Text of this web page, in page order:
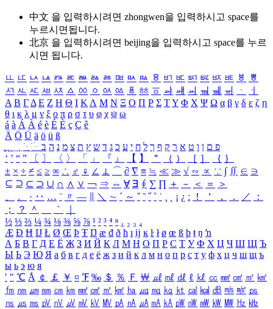
中文 을 입력하시려면 zhongwen을 입력하시고 space를
누르시면됩니다.
北京 을 입력하시려면 beijing을 입력하시고 space를 누르
시면 됩니다.
ㅥ ㅦ ㅧ ㅨ ㅩ ㅪ ㅫ ㅬ ㅭ ㅮ ㅯ ㅰ ㅱ ㅲ ㅳ ㅴ ㅵ ㅶ ㅷ ㅸ
ㅹ
ㅺ ㅻ ㅼ ㅽ ㅾ ㅿ ㆀ ㆁ ㆂ ㆃ ㆄ ㆅ ㆆ ㆇ ㆈ ㆉ ㆊ ㆋ ㆌ ㆍ
ㆎ
Α Β ΓΔ Ε Ζ Η Θ Ι ΚΛ Μ Ν Ξ Ο Π Ρ Σ ΤΥ Φ Χ Ψ Ω α β γ δ ε ζ η
θ ι κ λ μ ν ξ ο π ρ σ τ υ φ χ ψ ω
á à Á À é è É È ç Ç ê
Ä Ö Ü ä ö ü ß
ִֶֹ ֻּ ׁׂ פ ם ן ו ט א ר ק ף ך ל ח י ע כ ג ד ש ץ ת צ מ נ ה ב
‘ ’ “ ” 〔 〕 〈 〉 「 」 『 』 【 】 ＂ （ ） ［ ］ ｛ ｝
± × ÷ ≠ ≤ ≥ ∞ ∴ ♂ ♀ ∠ ⊥ ⌒ ∂ ∇ ≡ ≒ ≪ ≫ √ ∽ ∝ ∵ ∫ ∬ ∈ ∋
⊆ ⊇ ⊂ ⊃ ∪ ∩ ∧ ∨ ￢ ⇒ ⇔ ∀ ∃ ∮ ∑ ∏ ＋ － ＜ ＝
＞
、
。 · ‥ … ¨ 〃 ― ＼ ∼ ´ ～ ˇ ˘ ˝ ˚ ˙ ¸ ¡ ¿ ː ！ ＇ ， ． ／
：
；
？ ＾ ｀
½ ⅓ ⅔ ¼ ¾ ⅛ ⅜ ⅝ ⅞ ¹ ² ³ ⁴ ⁿ ₁ ₂ ₃ ₄
Æ Ð Ħ Ĳ Ł Ø Œ Þ Ŧ Ŋ æ đ ð ħ ı ĳ ĸ ŀ ł ø œ ß þ ŧ ŋ ŉ
А Б В Г Д Е Ё Ж З И Й К Л М Н О П Р С Т У Ф Х Ц Ч Ш Щ Ъ
Ы Ь Э Ю Я а б в г д е ё ж з и й к л м н о п р с т у ф х ц ч ш щ ъ
ы ь э ю я
′ ″ ℃ Å ￠ ￡ ￥ ¤ ℉ ‰ ＄ ％ Ｆ ￦ ㎕ ㎖ ㎗ ℓ ㎘ ㏄ ㎣ ㎤ ㎥ ㎦
㎙ ㎚ ㎛ ㎜ ㎝ ㎞ ㎟ ㎠ ㎡ ㎢ ㏊ ㎍ ㎎ ㎏ ㏏ ㎈ ㎉ ㏈ ㎧ ㎨ ㎰
㎱ ㎲ ㎳ ㎴ ㎵ ㎶ ㎷ ㎸ ㎹ ㎀ ㎁ ㎂ ㎃ ㎄ ㎺ ㎻ ㎽ ㎾ ㎿ ㎐ ㎑